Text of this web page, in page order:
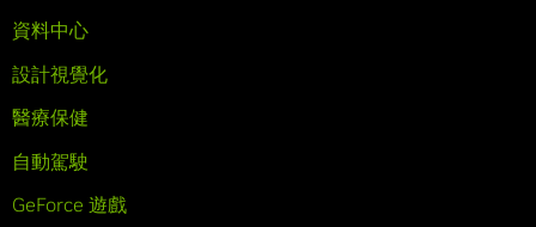
資料中心
設計視覺化
醫療保健
自動駕駛
GeForce 遊戲